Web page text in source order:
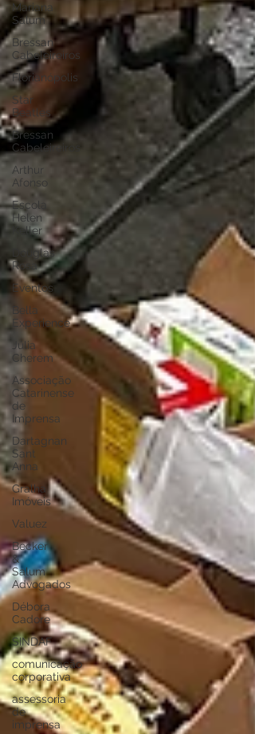
Mariana
Salum
Bressan
Cabeleireiros
Florianópolis
Star
Beatles
Bressan
Cabeleireiros
Arthur
Afonso
Escola
Helen
Keller
Douglas
Rosa
Eventos
Bella
Experience
Júlia
Cherem
Associação
Catarinense
de
Imprensa
Dartagnan
Sant
Anna
Gralha
Imóveis
Valuez
Becker
&
Salum
Advogados
Débora
Cadore
SINDAF
comunicação
corporativa
assessoria
de
imprensa